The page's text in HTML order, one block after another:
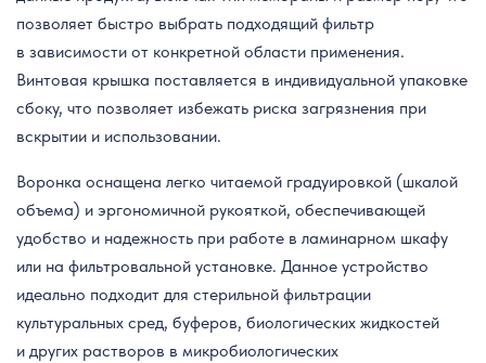
позволяет быстро выбрать подходящий фильтр
в зависимости от конкретной области применения.
Винтовая крышка поставляется в индивидуальной упаковке
сбоку, что позволяет избежать риска загрязнения при
вскрытии и использовании.
Воронка оснащена легко читаемой градуировкой (шкалой
объема) и эргономичной рукояткой, обеспечивающей
удобство и надежность при работе в ламинарном шкафу
или на фильтровальной установке. Данное устройство
идеально подходит для стерильной фильтрации
культуральных сред, буферов, биологических жидкостей
и других растворов в микробиологических